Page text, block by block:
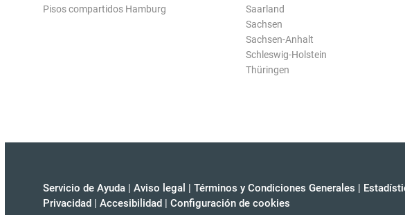
Pisos compartidos Hamburg
Saarland
Sachsen
Sachsen-Anhalt
Schleswig-Holstein
Thüringen
Servicio de Ayuda | Aviso legal | Términos y Condiciones Generales |
Privacidad | Accesibilidad | Configuración de cookies